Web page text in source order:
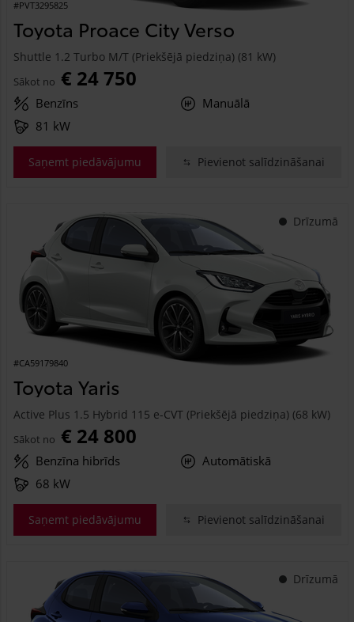
#PVT3295825
Toyota Proace City Verso
Shuttle 1.2 Turbo M/T (Priekšējā piedziņa) (81 kW)
Sākot no € 24 750
Benzīns
Manuālā
81 kW
Saņemt piedāvājumu Pievienot salīdzināšanai
Drīzumā
#CA59179840
Toyota Yaris
Active Plus 1.5 Hybrid 115 e-CVT (Priekšējā piedziņa) (68 kW)
Sākot no € 24 800
Benzīna hibrīds
Automātiskā
68 kW
Saņemt piedāvājumu Pievienot salīdzināšanai
Drīzumā